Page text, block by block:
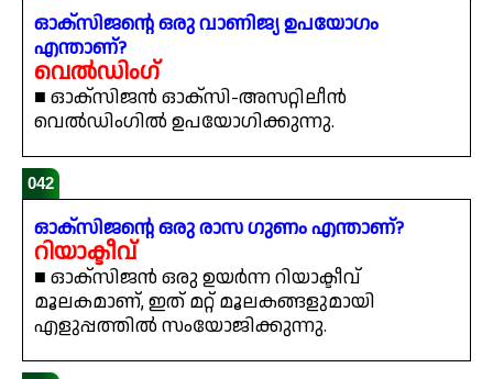
ഓക്സിജന്റെ ഒരു വാണിജ്യ ഉപയോഗം
എന്താണ്?
വെൽഡിംഗ്
■ ഓക്സിജൻ ഓക്സി-അസറ്റിലീൻ
വെൽഡിംഗിൽ ഉപയോഗിക്കുന്നു.
042
ഓക്സിജന്റെ ഒരു രാസ ഗുണം എന്താണ്?
റിയാക്ടീവ്
■ ഓക്സിജൻ ഒരു ഉയർന്ന റിയാക്ടീവ്
മൂലകമാണ്, ഇത് മറ്റ് മൂലകങ്ങളുമായി
എളുപ്പത്തിൽ സംയോജിക്കുന്നു.